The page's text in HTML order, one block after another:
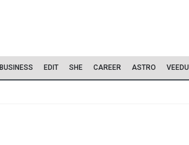
BUSINESS EDIT SHE CAREER ASTRO VEEDU